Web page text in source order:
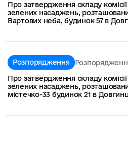
Про затвердження складу
зелених насаджень,
Вартових неба, будинок 57 в
Розпорядження
Про затвердження складу
зелених насаджень,
містечко-33 будинок 21 в